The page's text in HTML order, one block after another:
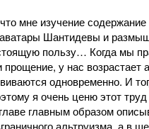
мне изучение
Шантидевы и
пользу… Когда мы
прощение, у нас возрастает
одновременно. И
я очень ценю этот
главным образом
альтруизма, а в